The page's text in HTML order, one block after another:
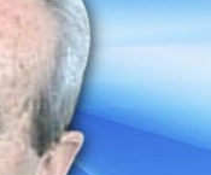
منوعات
كأس العالم